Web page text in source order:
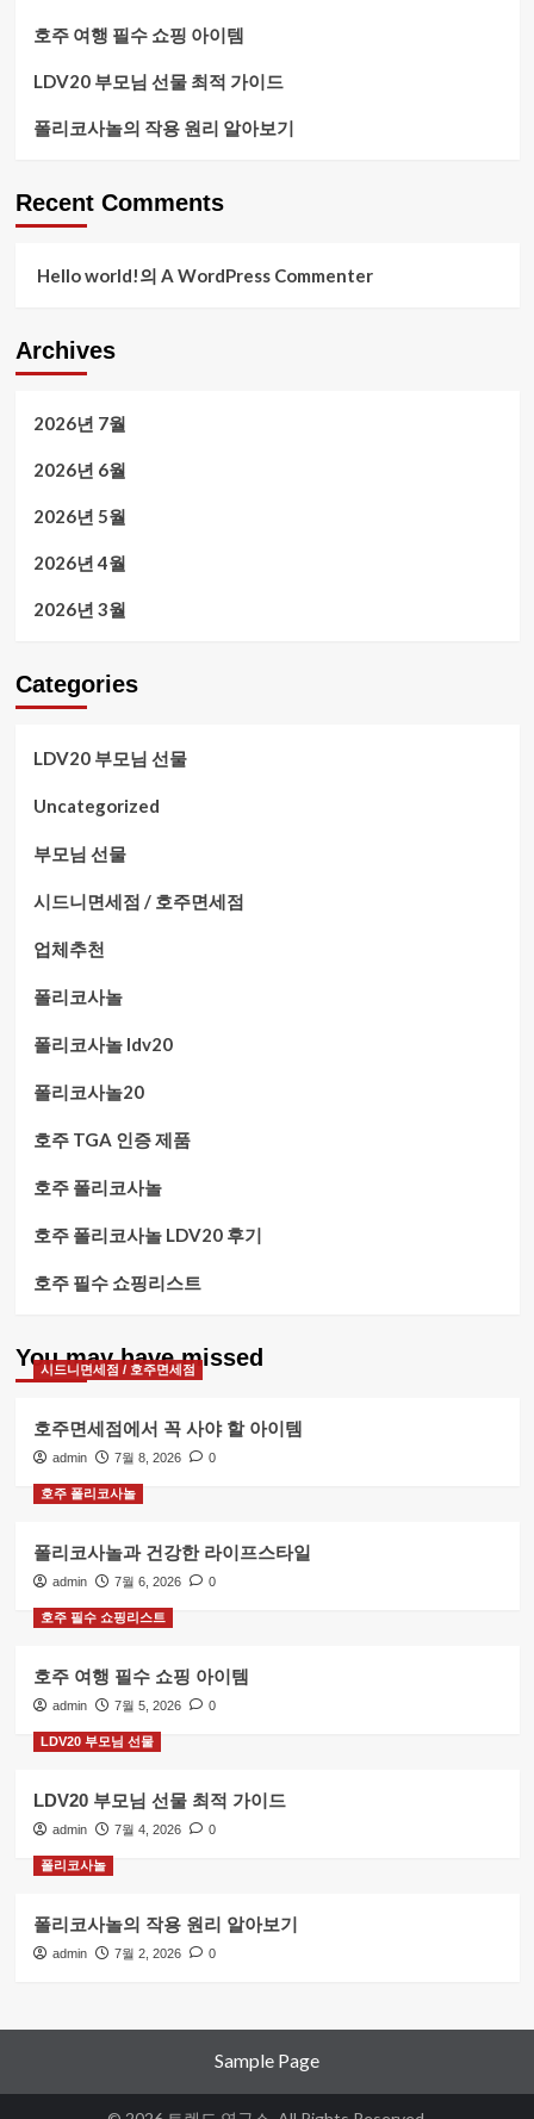
호주 여행 필수 쇼핑 아이템
LDV20 부모님 선물 최적 가이드
폴리코사놀의 작용 원리 알아보기
Recent Comments
Hello world!의 A WordPress Commenter
Archives
2026년 7월
2026년 6월
2026년 5월
2026년 4월
2026년 3월
Categories
LDV20 부모님 선물
Uncategorized
부모님 선물
시드니면세점 / 호주면세점
업체추천
폴리코사놀
폴리코사놀 ldv20
폴리코사놀20
호주 TGA 인증 제품
호주 폴리코사놀
호주 폴리코사놀 LDV20 후기
호주 필수 쇼핑리스트
You may have missed
시드니면세점 / 호주면세점
호주면세점에서 꼭 사야 할 아이템
admin 7월 8, 2026 0
호주 폴리코사놀
폴리코사놀과 건강한 라이프스타일
admin 7월 6, 2026 0
호주 필수 쇼핑리스트
호주 여행 필수 쇼핑 아이템
admin 7월 5, 2026 0
LDV20 부모님 선물
LDV20 부모님 선물 최적 가이드
admin 7월 4, 2026 0
폴리코사놀
폴리코사놀의 작용 원리 알아보기
admin 7월 2, 2026 0
Sample Page